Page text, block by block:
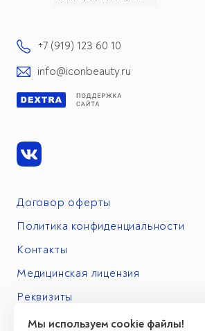
Договор оферты
Политика конфиденциальности
Контакты
Медицинская лицензия
Реквизиты
+7 (919) 123 60 10
info@iconbeauty.ru
Мы используем cookie файлы!